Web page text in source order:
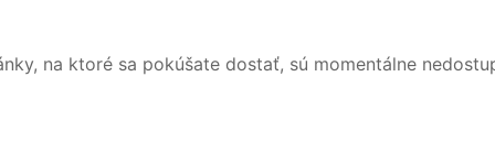
na ktoré sa pokúšate dostať, sú momentálne